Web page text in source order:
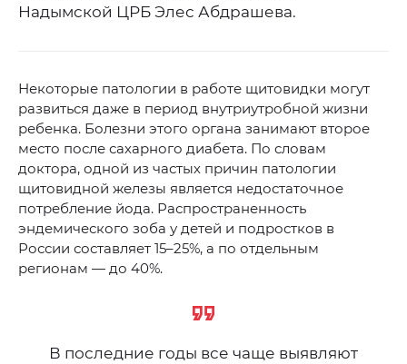
Надымской ЦРБ Элес Абдрашева.
Некоторые патологии в работе щитовидки могут
развиться даже в период внутриутробной жизни
ребенка. Болезни этого органа занимают второе
место после сахарного диабета. По словам
доктора, одной из частых причин патологии
щитовидной железы является недостаточное
потребление йода. Распространенность
эндемического зоба у детей и подростков в
России составляет 15–25%, а по отдельным
регионам — до 40%.
В последние годы все чаще выявляют